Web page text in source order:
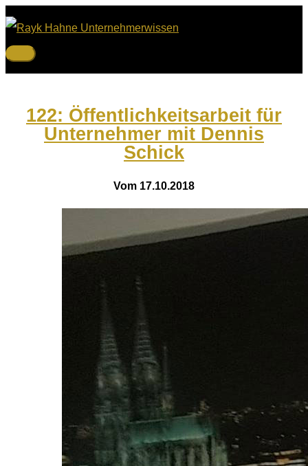
Zum
Inhalt
springen
Hauptmenü
122: Öffentlichkeitsarbeit für
Unternehmer mit Dennis
Schick
Vom 17.10.2018